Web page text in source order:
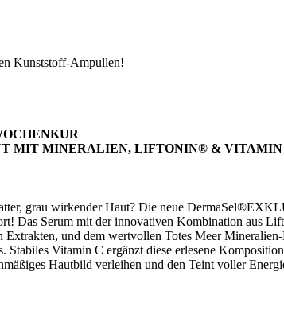
Kunststoff-Ampullen!
MIT MINERALIEN, LIFTONIN® &
grau wirkender Haut? Die neue
Das Serum mit der innovativen Kombination aus
Extrakten, und dem wertvollen Totes Meer
Stabiles Vitamin C ergänzt diese erlesene
Hautbild verleihen und den Teint voller